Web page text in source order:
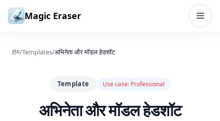
सामग्री पर जाएं
Magic Eraser
होम/Templates/अभिनेता और मॉडल हेडशॉट
Template Use case: Professional
अभिनेता और मॉडल हेडशॉट